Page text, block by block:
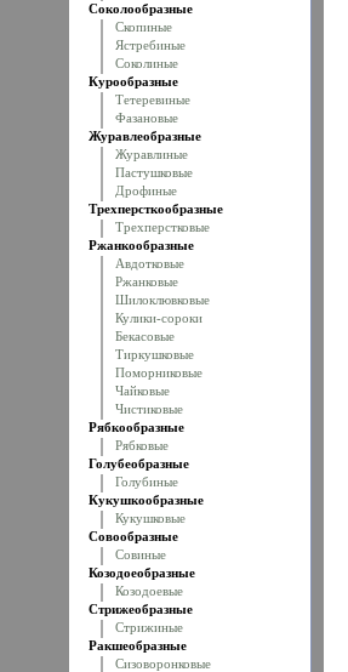
Соколообразные
Скопиные
Ястребиные
Соколиные
Курообразные
Тетеревиные
Фазановые
Журавлеобразные
Журавлиные
Пастушковые
Дрофиные
Трехперсткообразные
Трехперстковые
Ржанкообразные
Авдотковые
Ржанковые
Шилоклювковые
Кулики-сороки
Бекасовые
Тиркушковые
Поморниковые
Чайковые
Чистиковые
Рябкообразные
Рябковые
Голубеобразные
Голубиные
Кукушкообразные
Кукушковые
Совообразные
Совиные
Козодоеобразные
Козодоевые
Стрижеобразные
Стрижиные
Ракшеобразные
Сизоворонковые